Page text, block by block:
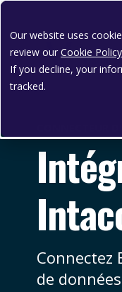
Our website uses
review our Cookie Policy
If you decline, your
tracked.
de